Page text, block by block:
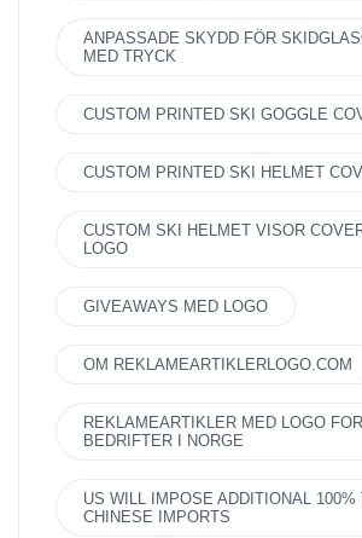
ANPASSADE SKYDD FÖR
MED TRYCK
CUSTOM PRINTED SKI GOGGLE
CUSTOM PRINTED SKI HELMET
CUSTOM SKI HELMET VISOR
LOGO
GIVEAWAYS MED LOGO
OM REKLAMEARTIKLERLOGO.COM
REKLAMEARTIKLER MED LOGO FOR
BEDRIFTER I NORGE
US WILL IMPOSE ADDITIONAL 100%
CHINESE IMPORTS